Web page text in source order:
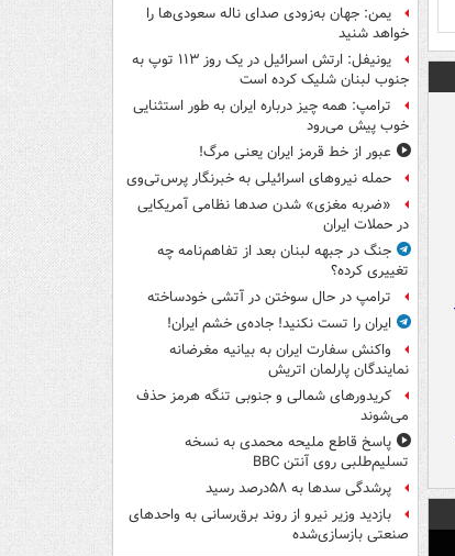
یمن: جهان به‌زودی صدای ناله سعودی‌ها را
خواهد شنید
یونیفل: ارتش اسرائیل در یک روز ۱۱۳ توپ به
جنوب لبنان شلیک کرده است
ترامپ: همه چیز درباره ایران به طور استثنایی
خوب پیش می‌رود
عبور از خط قرمز ایران یعنی مرگ!
حمله نیروهای اسرائیلی به خبرنگار پرس‌تی‌وی
«ضربه مغزی» شدن صدها نظامی آمریکایی
در حملات ایران
جنگ در جبهه لبنان بعد از تفاهم‌نامه چه
تغییری کرده؟
ترامپ در حال سوختن در آتشی خودساخته
ایران را تست نکنید! جاده‌ی خشم ایران!
واکنش سفارت ایران به بیانیه مغرضانه
نمایندگان پارلمان اتریش
کریدورهای شمالی و جنوبی تنگه هرمز حذف
می‌شوند
پاسخ قاطع ملیحه محمدی به نسخه
تسلیم‌طلبی روی آنتن BBC
پرشدگی سدها به ۵۸درصد رسید
بازدید وزیر نیرو از روند برق‌رسانی به واحدهای
صنعتی بازسازی‌شده